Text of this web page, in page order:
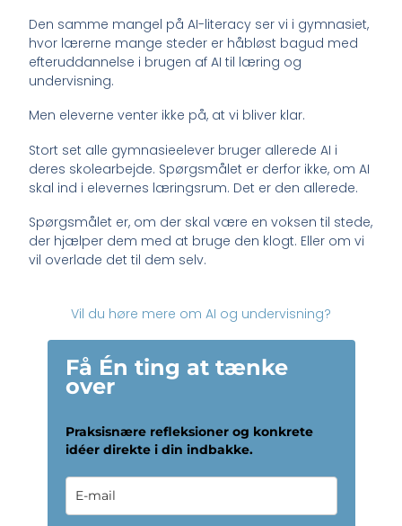
Den samme mangel på AI-literacy ser vi i gymnasiet,
hvor lærerne mange steder er håbløst bagud med
efteruddannelse i brugen af AI til læring og
undervisning.
Men eleverne venter ikke på, at vi bliver klar.
Stort set alle gymnasieelever bruger allerede AI i
deres skolearbejde. Spørgsmålet er derfor ikke, om AI
skal ind i elevernes læringsrum. Det er den allerede.
Spørgsmålet er, om der skal være en voksen til stede,
der hjælper dem med at bruge den klogt. Eller om vi
vil overlade det til dem selv.
Vil du høre mere om AI og undervisning?
Få Én ting at tænke
over
Praksisnære refleksioner og konkrete
idéer direkte i din indbakke.